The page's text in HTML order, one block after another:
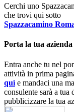
Cerchi uno
che trovi qui sotto
Spazzacamino
Porta la tua
Entra anche tu nel
attività in prima
quì e mandaci una
consulente sarà a
pubblicizzare la tua